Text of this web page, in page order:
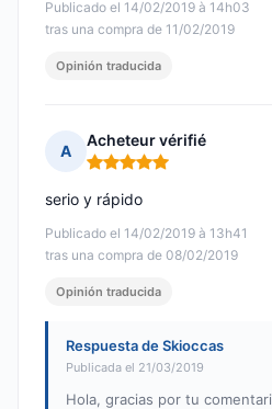
Publicado el 14/02/2019 à 14h03
tras una compra de 11/02/2019
Opinión traducida
A
Acheteur vérifié
Nota: 5 de 5
Publicado el 14/02/2019 à 13h41
tras una compra de 08/02/2019
serio y rápido
Opinión traducida
Respuesta de Skioccas
Publicada el 21/03/2019
Hola, gracias por tu